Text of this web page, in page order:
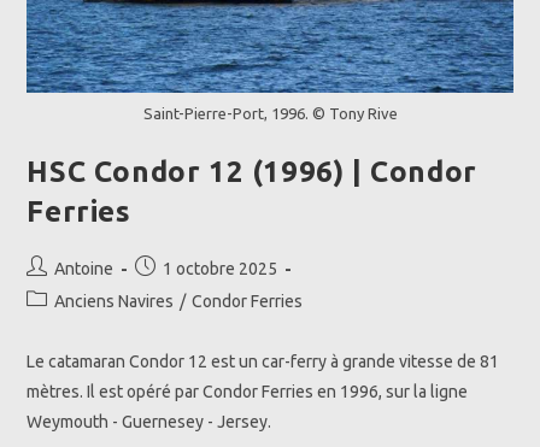
Saint-Pierre-Port, 1996. © Tony Rive
HSC Condor 12 (1996) | Condor
Ferries
Auteur/autrice
de
Antoine
Publication
publiée :
1 octobre 2025
PostAnciens Navires / Condor Ferries
Le catamaran Condor 12 est un car-ferry à grande vitesse de 81
mètres. Il est opéré par Condor Ferries en 1996, sur la ligne
Weymouth - Guernesey - Jersey.